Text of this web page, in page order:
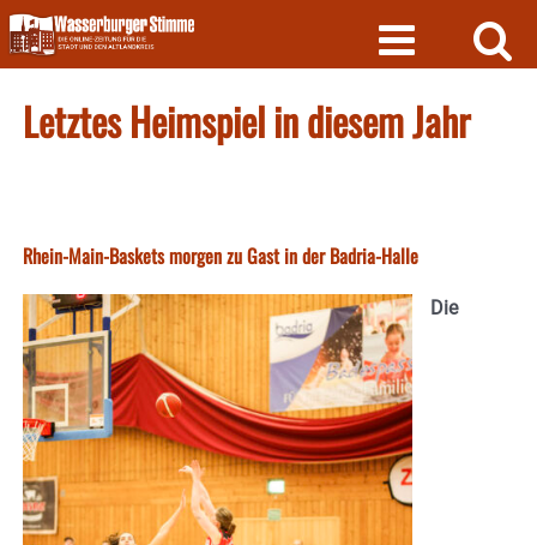
Skip
to
content
Letztes Heimspiel in diesem Jahr
Rhein-Main-Baskets morgen zu Gast in der Badria-Halle
Die